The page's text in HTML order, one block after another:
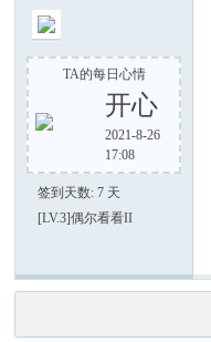
TA的每日心情
开心
2021-8-26
17:08
签到天数: 7 天
[LV.3]偶尔看看II